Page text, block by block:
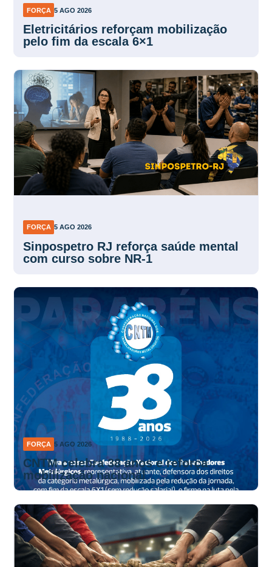
FORÇA 5 AGO 2026
Eletricitários reforçam mobilização
pelo fim da escala 6×1
FORÇA 5 AGO 2026
Sinpospetro RJ reforça saúde mental
com curso sobre NR-1
FORÇA 5 AGO 2026
CNTM celebra 38 anos e reforça
mobilização nacional